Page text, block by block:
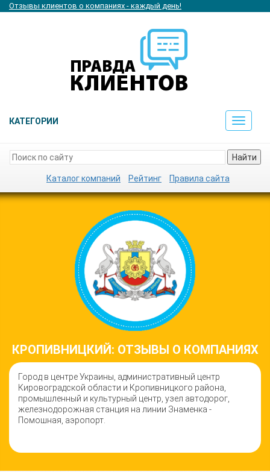
Отзывы клиентов о компаниях - каждый день!
КАТЕГОРИИ
Toggle
Найти
Каталог компаний Рейтинг Правила сайта
КРОПИВНИЦКИЙ: ОТЗЫВЫ О КОМПАНИЯХ
Город в центре Украины, административный центр
Кировоградской области и Кропивницкого района,
промышленный и культурный центр, узел автодорог,
железнодорожная станция на линии Знаменка -
Помошная, аэропорт.